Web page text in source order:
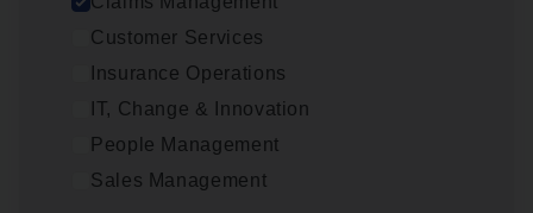
Customer Services
Insurance Operations
IT, Change & Innovation
People Management
Sales Management
Claims Management
Antwerpen
Scha­de Expert Fleet